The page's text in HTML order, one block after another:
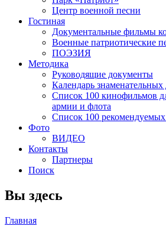
Центр военной песни
Гостиная
Документальные фильмы
Военные патриотические
ПОЭЗИЯ
Методика
Руководящие документы
Календарь знаменательных
Список 100 кинофильмов
армии и флота
Список 100
Фото
ВИДЕО
Контакты
Партнеры
Поиск
Вы здесь
Главная